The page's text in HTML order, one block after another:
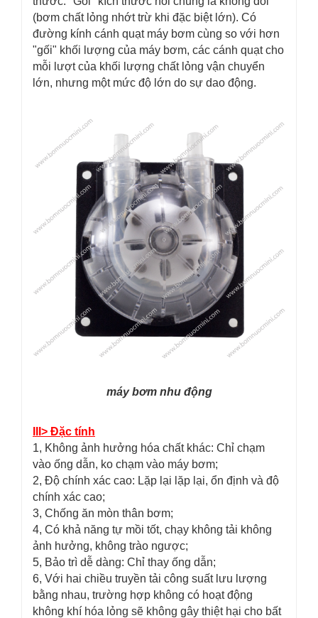
(bơm chất lỏng nhớt trừ khi đặc biệt lớn). Có
đường kính cánh quạt máy bơm cùng so với hơn
"gối" khối lượng của máy bơm, các cánh quạt cho
mỗi lượt của khối lượng chất lỏng vận chuyển
lớn, nhưng một mức độ lớn do sự dao động.
máy bơm nhu động
III> Đặc tính
1, Không ảnh hưởng hóa chất khác: Chỉ chạm
vào ống dẫn, ko chạm vào máy bơm;
2, Độ chính xác cao: Lặp lại lặp lại, ổn định và độ
chính xác cao;
3, Chống ăn mòn thân bơm;
4, Có khả năng tự mồi tốt, chạy không tải không
ảnh hưởng, không trào ngược;
5, Bảo trì dễ dàng: Chỉ thay ống dẫn;
6, Với hai chiều truyền tải công suất lưu lượng
bằng nhau, trường hợp không có hoạt động
không khí hóa lỏng sẽ không gây thiệt hại cho bất